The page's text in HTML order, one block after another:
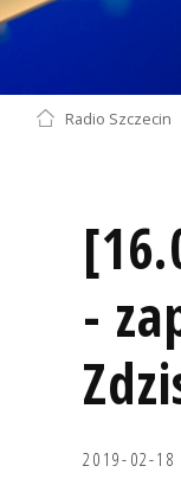
Radio Szczecin
-
2019-02-18